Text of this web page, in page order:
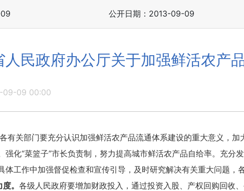
公开日期：2013-09-09
人民政府办公厅关于加强鲜活农产
09-09 00:00
有关部门要充分认识加强鲜活农产品流通体系建设的重大意义，
强化“菜篮子”市长负责制，努力提高城市鲜活农产品自给率。充
体工作中加强督促检查和宣传引导，及时研究解决有关重大问题，
。 各级人民政府要增加财政投入，通过投资入股、产权回购回收